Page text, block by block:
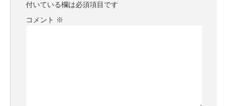
付いている欄は必須項目です
コメント ※